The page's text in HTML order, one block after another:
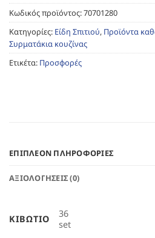
Κωδικός προϊόντος:70701280
Κατηγορίες: Είδη Σπιτιού, Προϊόντα
Συρματάκια κουζίνας
Ετικέτα: Προσφορές
ΕΠΙΠΛΈΟΝ ΠΛΗΡΟΦΟΡΊΕΣ
ΑΞΙΟΛΟΓΉΣΕΙΣ (0)
ΚΙΒΏΤΙΟ
36
set